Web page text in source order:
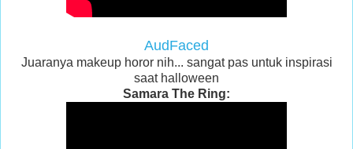
AudFaced
Juaranya makeup horor nih... sangat pas untuk inspirasi
saat halloween
Samara The Ring: